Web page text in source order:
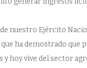
nuestro Ejército
ha demostrado que
hoy vive del sector